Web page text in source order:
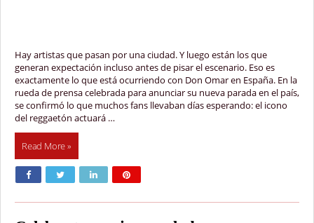
Hay artistas que pasan por una ciudad. Y luego están los que
generan expectación incluso antes de pisar el escenario. Eso es
exactamente lo que está ocurriendo con Don Omar en España. En la
rueda de prensa celebrada para anunciar su nueva parada en el país,
se confirmó lo que muchos fans llevaban días esperando: el icono
del reggaetón actuará …
Read More »